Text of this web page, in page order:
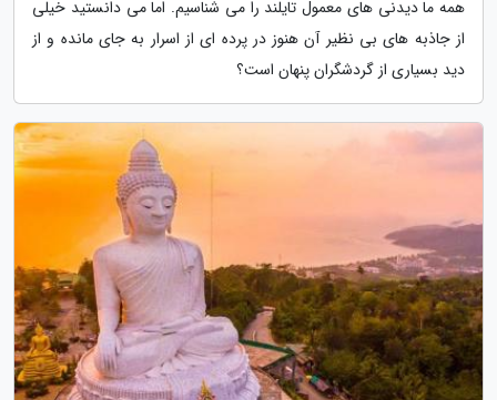
همه ما دیدنی های معمول تایلند را می شناسیم. اما می دانستید خیلی
از جاذبه های بی نظیر آن هنوز در پرده ای از اسرار به جای مانده و از
دید بسیاری از گردشگران پنهان است؟